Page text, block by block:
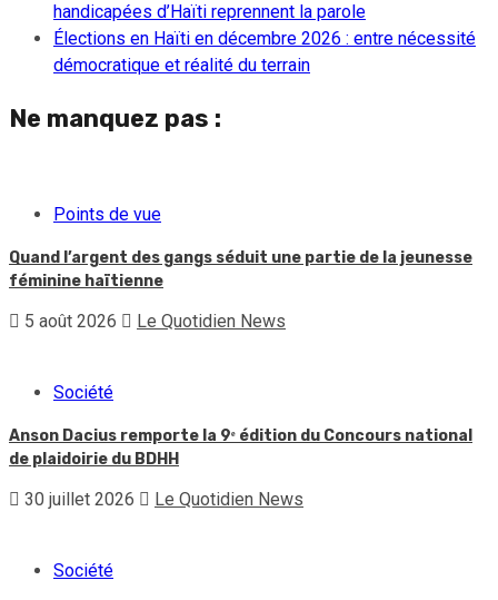
handicapées d’Haïti reprennent la parole
Élections en Haïti en décembre 2026 : entre nécessité
démocratique et réalité du terrain
Ne manquez pas :
Points de vue
Quand l’argent des gangs séduit une partie de la jeunesse
féminine haïtienne
5 août 2026 Le Quotidien News
Société
Anson Dacius remporte la 9ᵉ édition du Concours national
de plaidoirie du BDHH
30 juillet 2026 Le Quotidien News
Société